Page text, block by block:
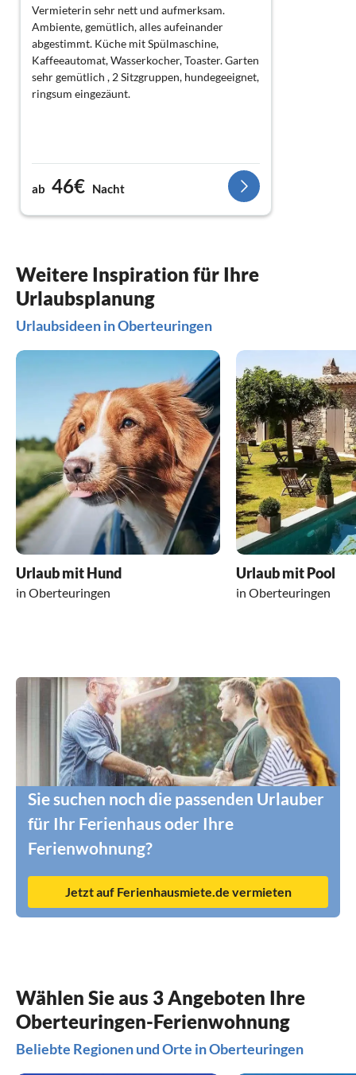
Vermieterin sehr nett und aufmerksam.
Ambiente, gemütlich, alles aufeinander
abgestimmt. Küche mit Spülmaschine,
Kaffeeautomat, Wasserkocher, Toaster. Garten
sehr gemütlich , 2 Sitzgruppen, hundegeeignet,
ringsum eingezäunt.
ab 46€ Nacht
Weitere Inspiration für Ihre
Urlaubsplanung
Urlaubsideen in Oberteuringen
Urlaub mit Hund
in Oberteuringen
Urlaub mit Pool
in Oberteuringen
Sie suchen noch die passenden Urlauber
für Ihr Ferienhaus oder Ihre
Ferienwohnung?
Jetzt auf Ferienhausmiete.de vermieten
Wählen Sie aus 3 Angeboten Ihre
Oberteuringen-Ferienwohnung
Beliebte Regionen und Orte in Oberteuringen